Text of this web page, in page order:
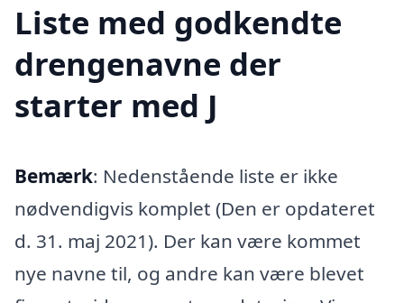
Liste med godkendte
drengenavne der
starter med J
Bemærk: Nedenstående liste er ikke
nødvendigvis komplet (Den er opdateret
d. 31. maj 2021). Der kan være kommet
nye navne til, og andre kan være blevet